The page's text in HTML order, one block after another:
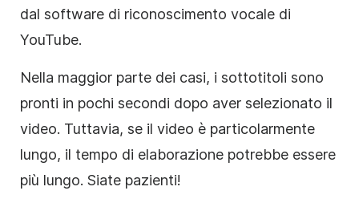
dal software di riconoscimento vocale di
YouTube.
Nella maggior parte dei casi, i sottotitoli sono
pronti in pochi secondi dopo aver selezionato il
video. Tuttavia, se il video è particolarmente
lungo, il tempo di elaborazione potrebbe essere
più lungo. Siate pazienti!